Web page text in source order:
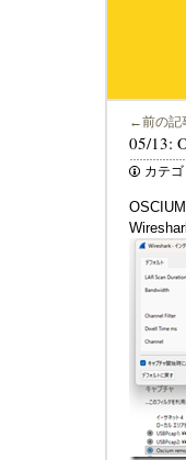
←前の記
05/13:
カテ